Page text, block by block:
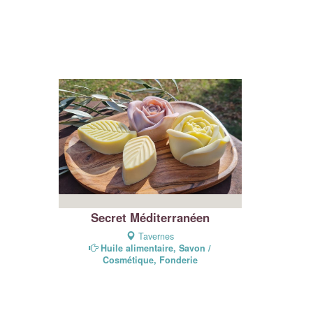
Secret Méditerranéen
Tavernes
Huile alimentaire, Savon /
Cosmétique, Fonderie